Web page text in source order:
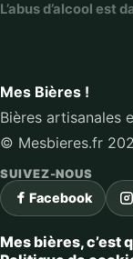
L’abus d’alcool est
Mes Bières !
Bières artisanales
© Mesbieres.fr
SUIVEZ-NOUS
Facebook
Mes bières, c’est